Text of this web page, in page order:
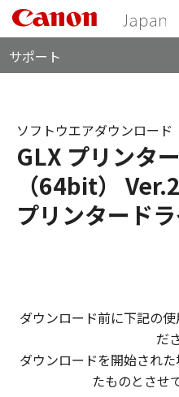
サポート
GLX プリンタ
（64bit）
プリンタードラ
ソフトウエアダウンロード
ダウンロード前に下記の
だ
ダウンロードを開始され
たものとさせ